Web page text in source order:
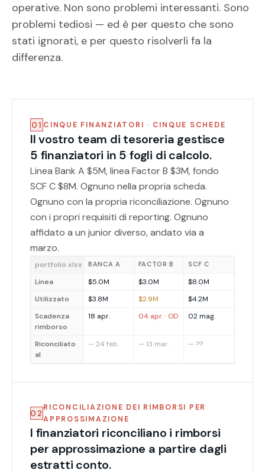
operative. Non sono problemi interessanti. Sono
problemi tediosi — ed è per questo che sono
stati ignorati, e per questo risolverli fa la
differenza.
01 CINQUE FINANZIATORI · CINQUE SCHEDE
Il vostro team di tesoreria gestisce
5 finanziatori in 5 fogli di calcolo.
Linea Bank A $5M, linea Factor B $3M, fondo
SCF C $8M. Ognuno nella propria scheda.
Ognuno con la propria riconciliazione. Ognuno
con i propri requisiti di reporting. Ognuno
affidato a un junior diverso, andato via a
marzo.
portfolio.xlsx BANCA A FACTOR B SCF C
Linea $5.0M $3.0M
$8.0M
Utilizzato
$3.8M $2.9M
$4.2M
Scadenza
rimborso
18 apr. 04 apr. · OD 02 mag.
Riconciliato
al
— 24 feb. — 13 mar. — ??
02
RICONCILIAZIONE DEI RIMBORSI PER
APPROSSIMAZIONE
I finanziatori riconciliano i rimborsi
per approssimazione a partire dagli
estratti conto.